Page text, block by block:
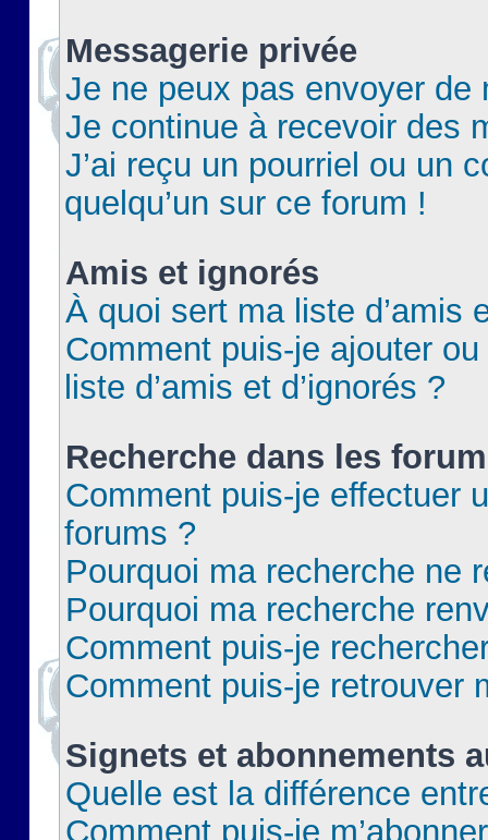
Messagerie privée
Je ne peux pas envoyer de
Je continue à recevoir des
J’ai reçu un pourriel ou un
quelqu’un sur ce forum !
Amis et ignorés
À quoi sert ma liste d’amis
Comment puis-je ajouter
liste d’amis et d’ignorés ?
Recherche dans les
Comment puis-je effectuer
forums ?
Pourquoi ma recherche ne
Pourquoi ma recherche
Comment puis-je
Comment puis-je retrouver
Signets et abonnements
Quelle est la différence
Comment puis-je